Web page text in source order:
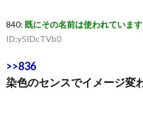
840: 既にその名前は使われています
ID:y5IDcTVb0
>>836
染色のセンスでイメージ変